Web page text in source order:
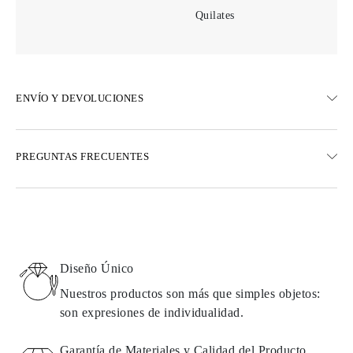
Quilates
ENVÍO Y DEVOLUCIONES
Opciones de entrega exprés también están disponibles
Detalles sobre métodos de envío, costos y tiempos de entrega se
pueden encontrar en laspreguntas frecuentes sobre la entrega
PREGUNTAS FRECUENTES
Diseño Único
Nuestros productos son más que simples objetos:
son expresiones de individualidad.
Garantía de Materiales y Calidad del Producto